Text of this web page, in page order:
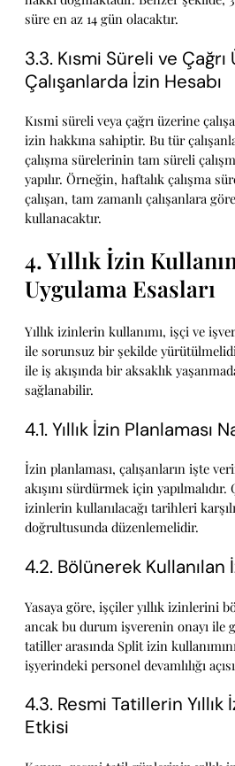
süre en az 14 gün olacaktır.
3.3. Kısmi Süreli ve Çağrı
Çalışanlarda İzin Hesabı
Kısmi süreli veya çağrı üzerine
izin hakkına sahiptir. Bu tür
çalışma sürelerinin tam süreli
yapılır. Örneğin, haftalık çalışma
çalışan, tam zamanlı çalışanlara
kullanacaktır.
4. Yıllık İzin
Uygulama Esasları
Yıllık izinlerin kullanımı, işçi ve
ile sorunsuz bir şekilde
ile iş akışında bir aksaklık
sağlanabilir.
4.1. Yıllık İzin Planlaması
İzin planlaması, çalışanların işte
akışını sürdürmek için
izinlerin kullanılacağı tarihleri
doğrultusunda düzenlemelidir.
4.2. Bölünerek Kullanılan
Yasaya göre, işçiler yıllık izinlerini
ancak bu durum işverenin onayı ile
tatiller arasında Split izin
işyerindeki personel devamlılığı
4.3. Resmi Tatillerin Yıllık
Etkisi